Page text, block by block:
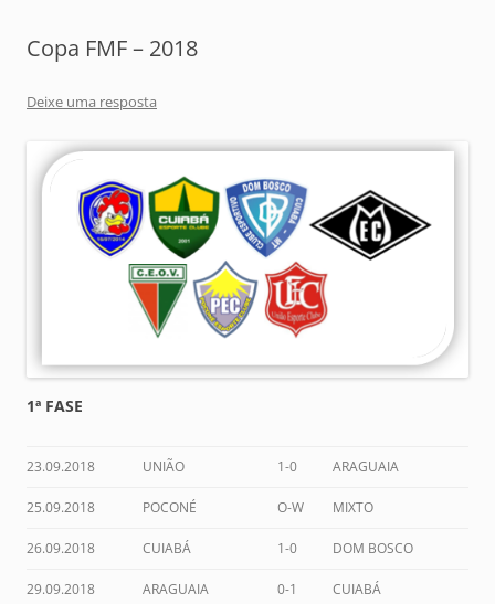
Copa FMF – 2018
Deixe uma resposta
1ª FASE
23.09.2018 UNIÃO 1-0 ARAGUAIA
25.09.2018 POCONÉ O-W MIXTO
26.09.2018 CUIABÁ 1-0 DOM BOSCO
29.09.2018 ARAGUAIA 0-1 CUIABÁ